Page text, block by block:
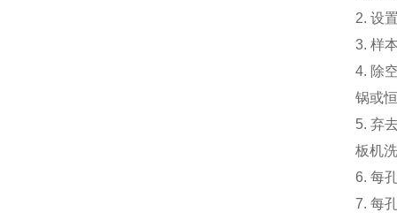
2. 设
3. 样
4. 除
锅或
5.弃
板机
6. 每
7. 每